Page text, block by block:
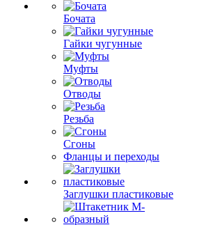
Бочата
Гайки чугунные
Муфты
Отводы
Резьба
Сгоны
Фланцы и переходы
Заглушки пластиковые